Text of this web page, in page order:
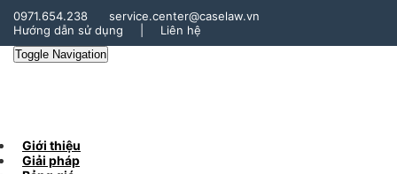
0971.654.238
service.center@caselaw.vn
Hướng dẫn sử dụng
Liên hệ
Toggle Navigation
Giới thiệu
Giải pháp